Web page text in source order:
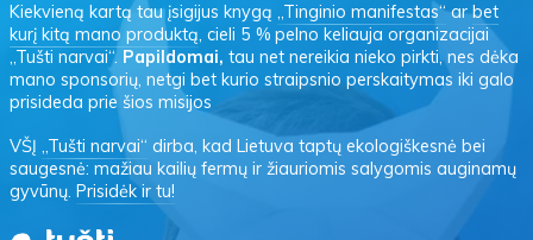
Kiekvieną kartą tau įsigijus knygą„Tinginio manifestas“arbet
kurį kitą mano produktą, cieli 5 % pelno keliauja organizacijai
„Tušti narvai“. Papildomai, tau net nereikia nieko pirkti, nes dėka
mano sponsorių, netgi bet kurio straipsnio perskaitymas iki galo
prisideda prie šios misijos
VŠĮ„Tušti narvai“ dirba, kad Lietuva taptų ekologiškesnė bei
saugesnė: mažiau kailių fermų ir žiauriomis salygomis auginamų
gyvūnų.Prisidėk ir tu!